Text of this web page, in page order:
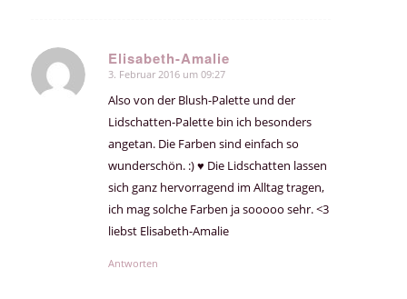
Elisabeth-Amalie
sagte:
3. Februar 2016 um 09:27
Also von der Blush-Palette und der
Lidschatten-Palette bin ich besonders
angetan. Die Farben sind einfach so
wunderschön. :) ♥ Die Lidschatten lassen
sich ganz hervorragend im Alltag tragen,
ich mag solche Farben ja sooooo sehr. <3
liebst Elisabeth-Amalie
Antworten